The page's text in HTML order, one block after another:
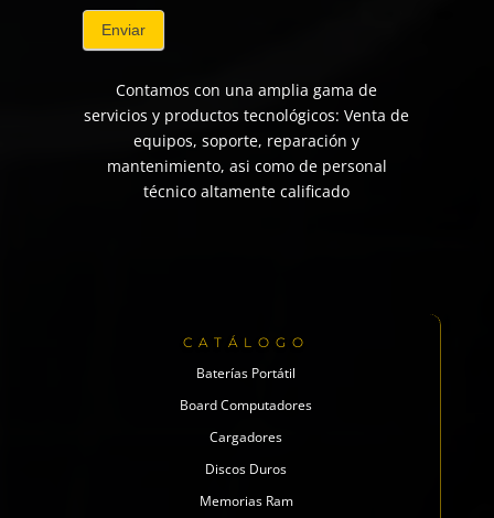
Enviar
Contamos con una amplia gama de
servicios y productos tecnológicos: Venta de
equipos, soporte, reparación y
mantenimiento, asi como de personal
técnico altamente calificado
CATÁLOGO
Baterías Portátil
Board Computadores
Cargadores
Discos Duros
Memorias Ram